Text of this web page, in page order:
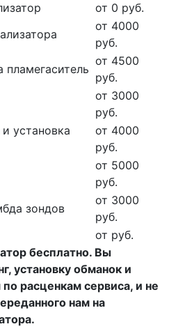
от 0 руб.
от 4000
руб.
пламегаситель
от 4500
руб.
от 3000
руб.
установка
от 4000
руб.
от 5000
руб.
зондов
от 3000
руб.
от руб.
бесплатно. Вы
установку обманок и
расценкам сервиса, и не
нам на